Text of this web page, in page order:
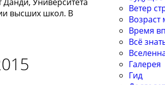
высших школ. В
Ветер
Возраст
Время
Всё
Галерея
Гид